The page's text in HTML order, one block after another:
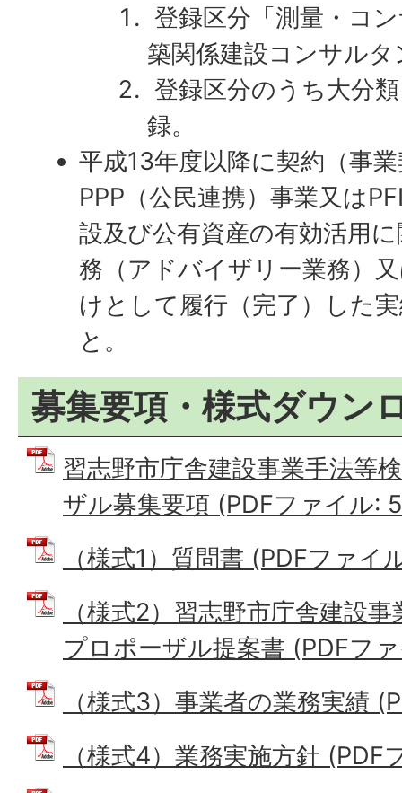
登録区分「測量・コ
築関係建設コンサル
登録区分のうち大分
録。
平成13年度以降に契約（事
PPP（公民連携）事業又は
設及び公有資産の有効活用
務（アドバイザリー業務）
けとして履行（完了）した
と。
募集要項・様式ダウン
習志野市庁舎建設事業手法等
ザル募集要項 (PDFファイル:
（様式1）質問書 (PDFファイ
（様式2）習志野市庁舎建設
プロポーザル提案書 (PDFフ
（様式3）事業者の業務実績
（様式4）業務実施方針